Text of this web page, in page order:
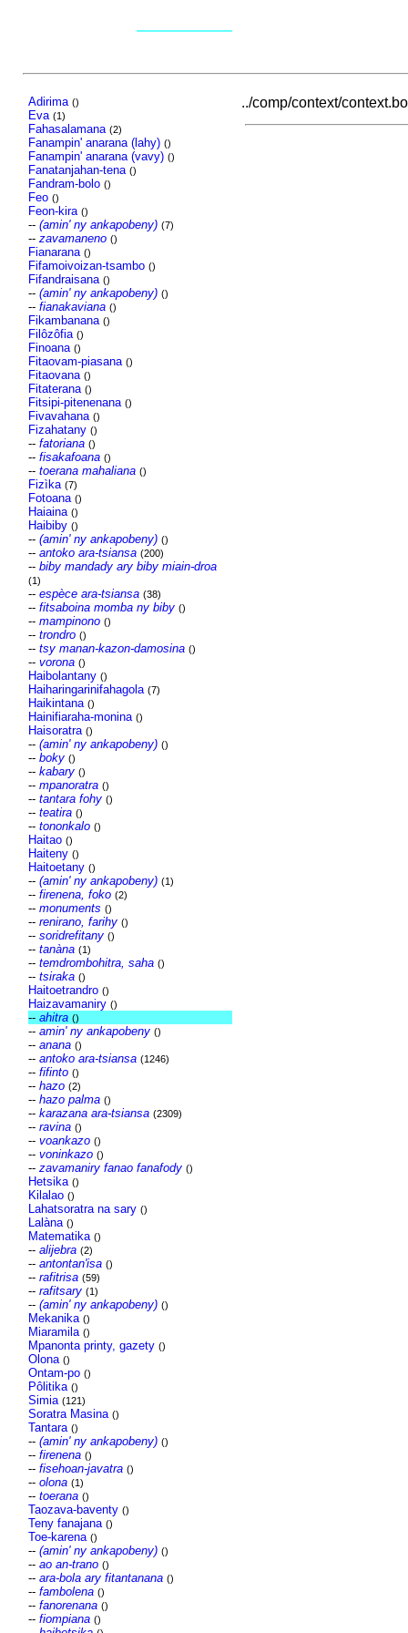
Adirima ()
Eva (1)
Fahasalamana (2)
Fanampin' anarana (lahy) ()
Fanampin' anarana (vavy) ()
Fanatanjahan-tena ()
Fandram-bolo ()
Feo ()
Feon-kira ()
-- (amin' ny ankapobeny) (7)
-- zavamaneno ()
Fianarana ()
Fifamoivoizan-tsambo ()
Fifandraisana ()
-- (amin' ny ankapobeny) ()
-- fianakaviana ()
Fikambanana ()
Filôzôfia ()
Finoana ()
Fitaovam-piasana ()
Fitaovana ()
Fitaterana ()
Fitsipi-pitenenana ()
Fivavahana ()
Fizahatany ()
-- fatoriana ()
-- fisakafoana ()
-- toerana mahaliana ()
Fizìka (7)
Fotoana ()
Haiaina ()
Haibiby ()
-- (amin' ny ankapobeny) ()
-- antoko ara-tsiansa (200)
-- biby mandady ary biby miain-droa
(1)
-- espèce ara-tsiansa (38)
-- fitsaboina momba ny biby ()
-- mampinono ()
-- trondro ()
-- tsy manan-kazon-damosina ()
-- vorona ()
Haibolantany ()
Haiharingarinifahagola (7)
Haikintana ()
Hainifiaraha-monina ()
Haisoratra ()
-- (amin' ny ankapobeny) ()
-- boky ()
-- kabary ()
-- mpanoratra ()
-- tantara fohy ()
-- teatira ()
-- tononkalo ()
Haitao ()
Haiteny ()
Haitoetany ()
-- (amin' ny ankapobeny) (1)
-- firenena, foko (2)
-- monuments ()
-- renirano, farihy ()
-- soridrefitany ()
-- tanàna (1)
-- temdrombohitra, saha ()
-- tsiraka ()
Haitoetrandro ()
Haizavamaniry ()
-- ahitra ()
-- amin' ny ankapobeny ()
-- anana ()
-- antoko ara-tsiansa (1246)
-- fifinto ()
-- hazo (2)
-- hazo palma ()
-- karazana ara-tsiansa (2309)
-- ravina ()
-- voankazo ()
-- voninkazo ()
-- zavamaniry fanao fanafody ()
Hetsika ()
Kilalao ()
Lahatsoratra na sary ()
Lalàna ()
Matematika ()
-- alijebra (2)
-- antontan'isa ()
-- rafitrisa (59)
-- rafitsary (1)
-- (amin' ny ankapobeny) ()
Mekanika ()
Miaramila ()
Mpanonta printy, gazety ()
Olona ()
Ontam-po ()
Pôlitika ()
Simia (121)
Soratra Masina ()
Tantara ()
-- (amin' ny ankapobeny) ()
-- firenena ()
-- fisehoan-javatra ()
-- olona (1)
-- toerana ()
Taozava-baventy ()
Teny fanajana ()
Toe-karena ()
-- (amin' ny ankapobeny) ()
-- ao an-trano ()
-- ara-bola ary fitantanana ()
-- fambolena ()
-- fanorenana ()
-- fiompiana ()
../comp/context/